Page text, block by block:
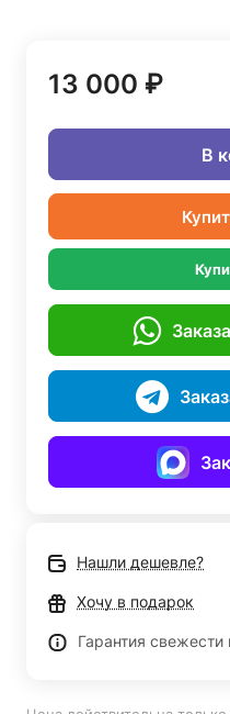
13 000 ₽
В
Нашли дешевле?
Хочу в подарок
Гарантия свежести